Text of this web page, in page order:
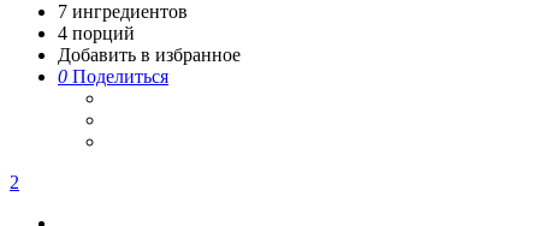
7 ингредиентов
4 порций
Добавить в избранное
0 Поделиться
2